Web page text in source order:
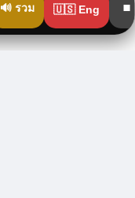
🔊 รวม 🇺🇸 Eng ⏹️